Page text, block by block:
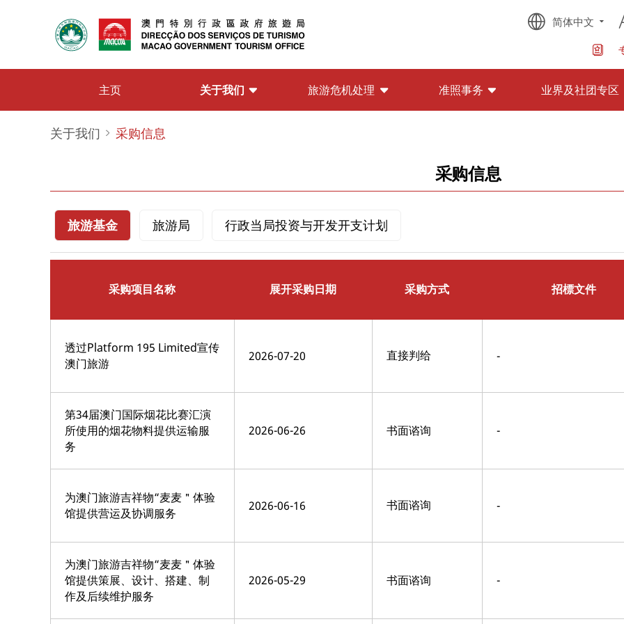
简体中文
主页 关于我们 旅游危机处理 准照事务 业界及社团专区
关于我们 采购信息
采购信息
旅游基金 旅游局 行政当局投资与开发开支计划
采购项目名称 展开采购日期 采购方式 招標文件
透过Platform 195 Limited宣传
澳门旅游
2026-07-20 直接判给 -
第34届澳门国际烟花比赛汇演
所使用的烟花物料提供运输服
务
2026-06-26 书面谘询 -
为澳门旅游吉祥物“麦麦＂体验
馆提供营运及协调服务
2026-06-16 书面谘询 -
为澳门旅游吉祥物“麦麦＂体验
馆提供策展、设计、搭建、制
作及后续维护服务
2026-05-29 书面谘询 -